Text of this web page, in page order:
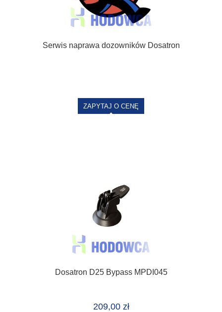
Serwis naprawa dozowników Dosatron
ZAPYTAJ O CENĘ
Dosatron D25 Bypass MPDI045
209,00 zł